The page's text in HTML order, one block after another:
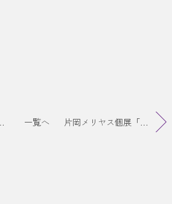
と液体」 一覧へ 片岡メリヤス個展「容器と液体」終了